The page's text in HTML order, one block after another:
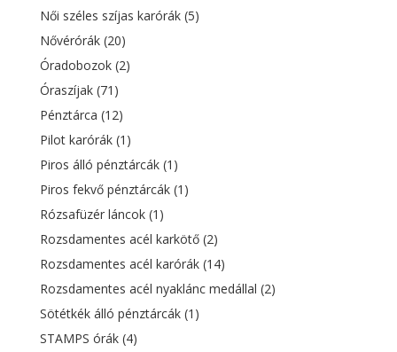
Női széles szíjas karórák (5)
Nővérórák (20)
Óradobozok (2)
Óraszíjak (71)
Pénztárca (12)
Pilot karórák (1)
Piros álló pénztárcák (1)
Piros fekvő pénztárcák (1)
Rózsafüzér láncok (1)
Rozsdamentes acél karkötő (2)
Rozsdamentes acél karórák (14)
Rozsdamentes acél nyaklánc medállal (2)
Sötétkék álló pénztárcák (1)
STAMPS órák (4)